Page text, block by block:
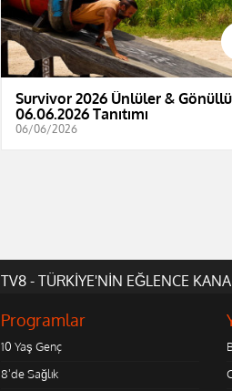
Survivor 2026 Ünlüler &
06.06.2026 Tanıtımı
06/06/2026
TV8 - TÜRKİYE'NİN EĞLENCE
Programlar
10 Yaş Genç
8'de Sağlık